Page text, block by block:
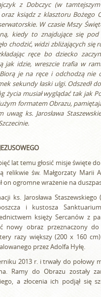
z Dobczyc (w
ksiądz z klasztoru Bożego
W czasie Mszy
kiedy to znajdujące się
chodzić, widzi zbliżających się
ręce bo dziecko
jak idzie, wreszcie trafia w
je na ręce i odchodzą nie
sekundy łaski ulgi. Odszedł
życia musiał wyglądać tak jak
formatem Obrazu,
uwag ks. Jarosława
lat temu głosić misje święte
relikwie św. Małgorzaty Marii
on ogromne wrażenie na
ks. Jarosława Staszewskiego
i kustosza
księży Sercanów z
nowy obraz przeznaczony
razy większy (200 x 160
przez Adolfa Hyłę.
2013 r. i trwały do połowy
Ramy do Obrazu zostały
a złocenia ich podjął się